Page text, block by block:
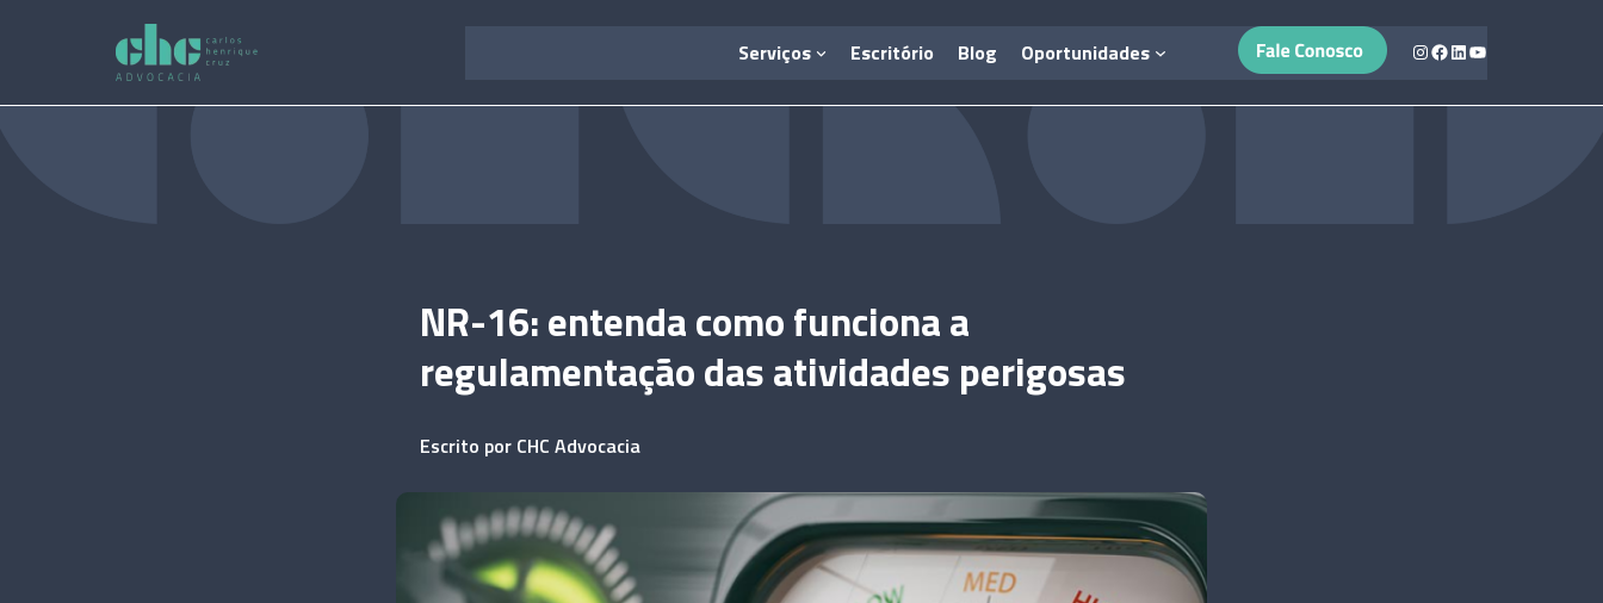
Serviços Escritório Blog Oportunidades Instagram
Facebook
LinkedIn
Youtube
NR-16: entenda como funciona a
regulamentação das atividades perigosas
Escrito por CHC Advocacia